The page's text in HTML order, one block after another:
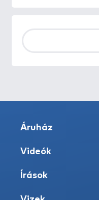
Áruház
Videók
Írások